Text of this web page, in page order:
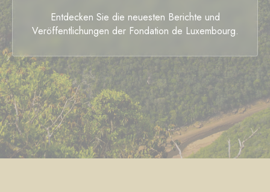
Entdecken Sie die neuesten Berichte und
Veröffentlichungen der Fondation de Luxembourg.